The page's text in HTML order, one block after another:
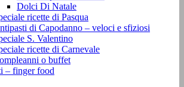
Dolci Di Natale
ricette di Pasqua
di Capodanno – veloci e sfiziosi
S. Valentino
ricette di Carnevale
o buffet
– finger food